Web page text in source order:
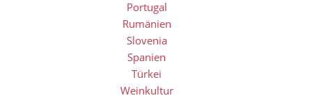
Portugal
Rumänien
Slovenia
Spanien
Türkei
Weinkultur